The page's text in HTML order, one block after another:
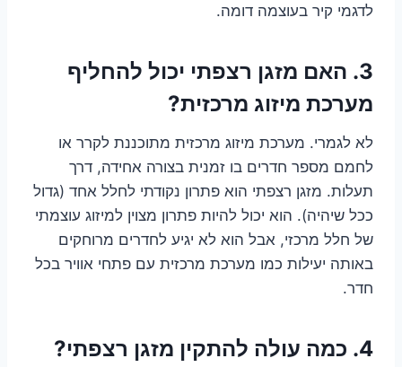
לדגמי קיר בעוצמה דומה.
3. האם מזגן רצפתי יכול להחליף
מערכת מיזוג מרכזית?
לא לגמרי. מערכת מיזוג מרכזית מתוכננת לקרר או
לחמם מספר חדרים בו זמנית בצורה אחידה, דרך
תעלות. מזגן רצפתי הוא פתרון נקודתי לחלל אחד (גדול
ככל שיהיה). הוא יכול להיות פתרון מצוין למיזוג עוצמתי
של חלל מרכזי, אבל הוא לא יגיע לחדרים מרוחקים
באותה יעילות כמו מערכת מרכזית עם פתחי אוויר בכל
חדר.
4. כמה עולה להתקין מזגן רצפתי?